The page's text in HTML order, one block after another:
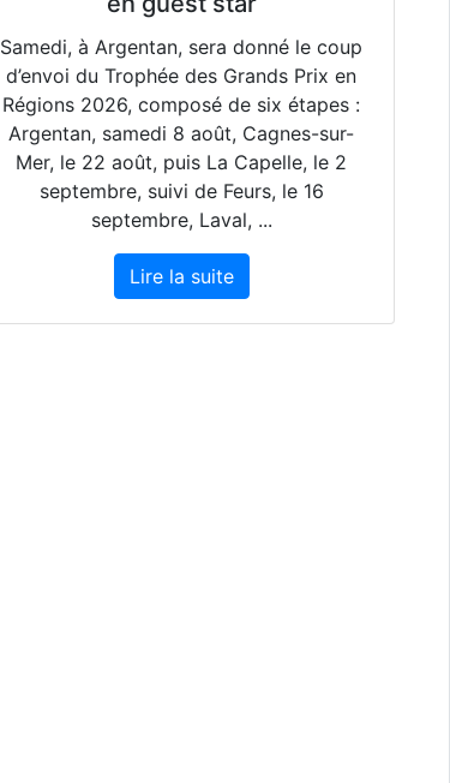
Samedi, à Argentan, sera donné le coup
d’envoi du Trophée des Grands Prix en
Régions 2026, composé de six étapes :
Argentan, samedi 8 août, Cagnes-sur-
Mer, le 22 août, puis La Capelle, le 2
septembre, suivi de Feurs, le 16
septembre, Laval, ...
Lire la suite